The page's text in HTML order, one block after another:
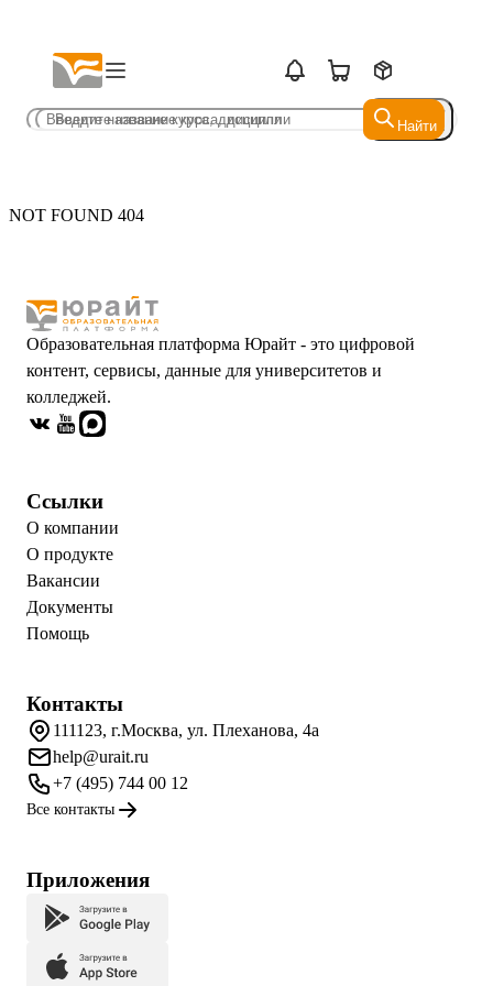
Найти
Найти
NOT FOUND 404
Образовательная платформа Юрайт - это цифровой
контент, сервисы, данные для университетов и
колледжей.
Ссылки
О компании
О продукте
Вакансии
Документы
Помощь
Контакты
111123, г.Москва, ул. Плеханова, 4а
help@urait.ru
+7 (495) 744 00 12
Все контакты
Приложения